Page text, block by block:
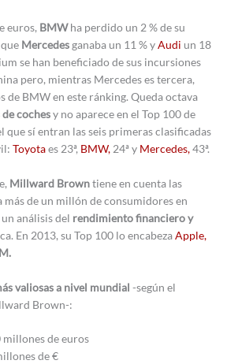
euros, BMWha perdido un 2 % de su
Mercedes ganaba un 11 % yAudi un 18
se han beneficiado de sus incursiones
pero, mientras Mercedes es tercera,
de BMW en este ránking. Queda octava
cochesy no aparece en el Top 100 de
que sí entran las seis primeras clasificadas
Toyotaes 23ª, BMW, 24ª y Mercedes,43ª.
Millward Browntiene en cuenta las
más de un millón de consumidores en
análisis del rendimiento financiero y
En 2013, su Top 100 lo encabezaApple,
valiosas a nivel mundial -según el
Brown-:
millones de euros
de €